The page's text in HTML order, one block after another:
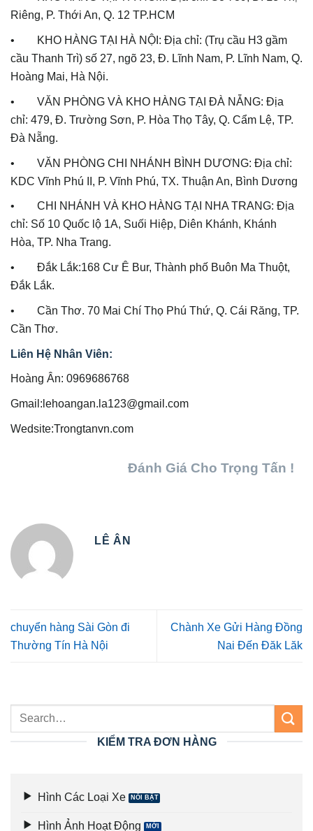
Riêng, P. Thới An, Q. 12 TP.HCM
• KHO HÀNG TẠI HÀ NỘI: Địa chỉ: (Trụ cầu H3 gầm
cầu Thanh Trì) số 27, ngõ 23, Đ. Lĩnh Nam, P. Lĩnh Nam, Q.
Hoàng Mai, Hà Nội.
• VĂN PHÒNG VÀ KHO HÀNG TẠI ĐÀ NẴNG: Địa
chỉ: 479, Đ. Trường Sơn, P. Hòa Thọ Tây, Q. Cẩm Lệ, TP.
Đà Nẵng.
• VĂN PHÒNG CHI NHÁNH BÌNH DƯƠNG: Địa chỉ:
KDC Vĩnh Phú II, P. Vĩnh Phú, TX. Thuận An, Bình Dương
• CHI NHÁNH VÀ KHO HÀNG TẠI NHA TRANG: Địa
chỉ: Số 10 Quốc lộ 1A, Suối Hiệp, Diên Khánh, Khánh
Hòa, TP. Nha Trang.
• Đắk Lắk:168 Cư Ê Bur, Thành phố Buôn Ma Thuột,
Đắk Lắk.
• Cần Thơ. 70 Mai Chí Thọ Phú Thứ, Q. Cái Răng, TP.
Cần Thơ.
Liên Hệ Nhân Viên:
Hoàng Ân: 0969686768
Gmail:lehoangan.la123@gmail.com
Wedsite:Trongtanvn.com
Đánh Giá Cho Trọng Tấn !
LÊ ÂN
chuyển hàng Sài Gòn đi
Thường Tín Hà Nội
Chành Xe Gửi Hàng Đồng
Nai Đến Đăk Lăk
KIỂM TRA ĐƠN HÀNG
Hình Các Loại Xe
Hình Ảnh Hoạt Động